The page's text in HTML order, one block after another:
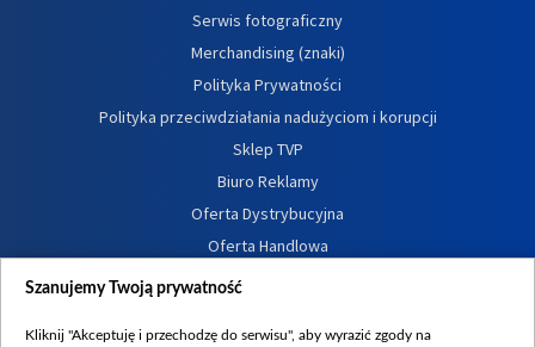
Serwis fotograficzny
Merchandising (znaki)
Polityka Prywatności
Polityka przeciwdziałania nadużyciom i korupcji
Sklep TVP
Biuro Reklamy
Oferta Dystrybucyjna
Oferta Handlowa
Dostępność
Procedura zgłoszeń wewnętrznych
Szanujemy Twoją prywatność
Kliknij "Akceptuję i przechodzę do serwisu", aby wyrazić zgody na